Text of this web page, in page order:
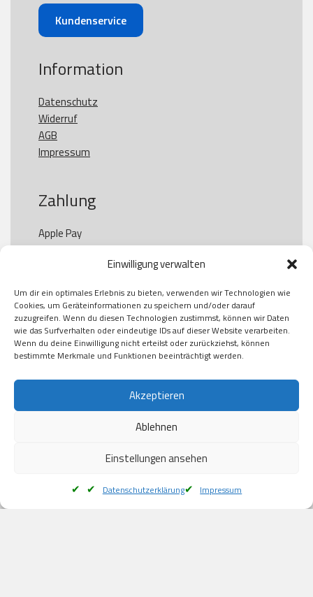
Einwilligung verwalten
Um dir ein optimales Erlebnis zu bieten, verwenden wir Technologien wie
Cookies, um Geräteinformationen zu speichern und/oder darauf
zuzugreifen. Wenn du diesen Technologien zustimmst, können wir Daten
wie das Surfverhalten oder eindeutige IDs auf dieser Website verarbeiten.
Wenn du deine Einwilligung nicht erteilst oder zurückziehst, können
bestimmte Merkmale und Funktionen beeinträchtigt werden.
Akzeptieren
Ablehnen
Einstellungen ansehen
Datenschutzerklärung Impressum
Kundenservice
Information
Datenschutz
Widerruf
AGB
Impressum
Zahlung
Apple Pay
Paypal
Kauf auf Rechung
Klarna
American Express